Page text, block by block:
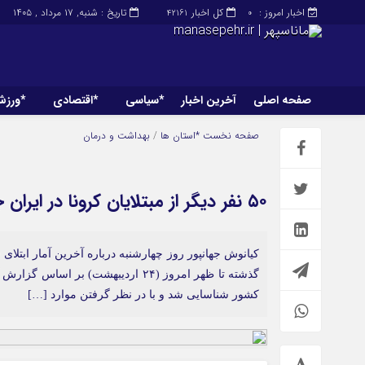
کل اخبار 42161 اخبار امروز : 0 تاریخ : شنبه, ۱۷ مرداد , ۱۴۰۵
صفحه اصلی آخرین اخبار *سیاسی *اقتصادی
صفحه اصلی آخرین اخبار صفحه نخست *استان ها / بهداشت و درمان
۵۰ نفر دیگر از مبتلایان کرونا در ایران جان باختند
کشور شناسایی شد و با در نظر گرفتن موارد […]